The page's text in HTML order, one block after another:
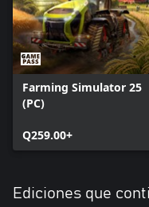
* Versatile - DeltaTrack
* Versatile - MFWD
* Versatile - Nemesis
* Versatile - V7
Farming Simulator 25
(PC)
Q259.00+
Ediciones que